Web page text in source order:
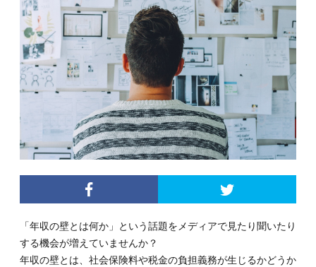
「年収の壁とは何か」という話題をメディアで見たり聞いたり
する機会が増えていませんか？
年収の壁とは、社会保険料や税金の負担義務が生じるかどうか